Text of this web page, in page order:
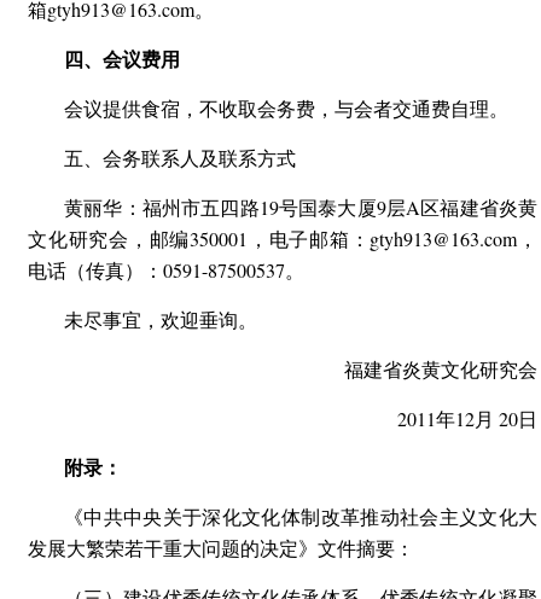
箱gtyh913@163.com。
四、会议费用
会议提供食宿，不收取会务费，与会者交通费自理。
五、会务联系人及联系方式
黄丽华：福州市五四路19号国泰大厦9层A区福建省炎黄
文化研究会，邮编350001，电子邮箱：gtyh913@163.com，
电话（传真）：0591-87500537。
未尽事宜，欢迎垂询。
福建省炎黄文化研究会
2011年12月 20日
附录：
《中共中央关于深化文化体制改革推动社会主义文化大
发展大繁荣若干重大问题的决定》文件摘要：